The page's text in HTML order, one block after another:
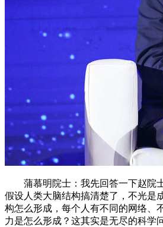
蒲慕明院士：我先回答一下赵院士
假设人类大脑结构搞清楚了，不光是
构怎么形成，每个人有不同的网络、
力是怎么形成？这其实是无尽的科学